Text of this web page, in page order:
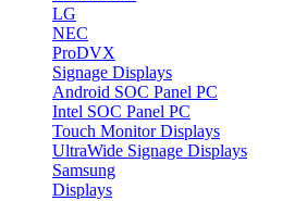
LG
NEC
ProDVX
Signage Displays
Android SOC Panel PC
Intel SOC Panel PC
Touch Monitor Displays
UltraWide Signage Displays
Samsung
Displays